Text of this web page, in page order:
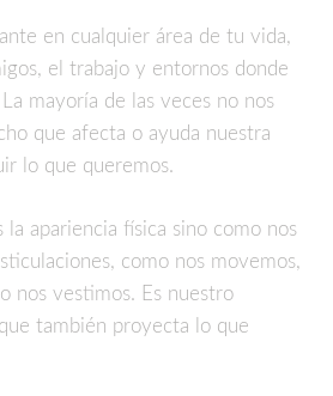
en cualquier área de tu vida,
el trabajo y entornos donde
mayoría de las veces no nos
que afecta o ayuda nuestra
lo que queremos.
la apariencia física sino como nos
como nos movemos,
nos vestimos. Es nuestro
también proyecta lo que